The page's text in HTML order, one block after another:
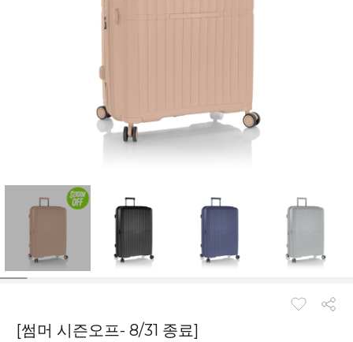
[썸머 시즌오프- 8/31 종료]